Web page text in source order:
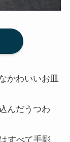
かわいいお皿
んだうつわ
すべて手彫